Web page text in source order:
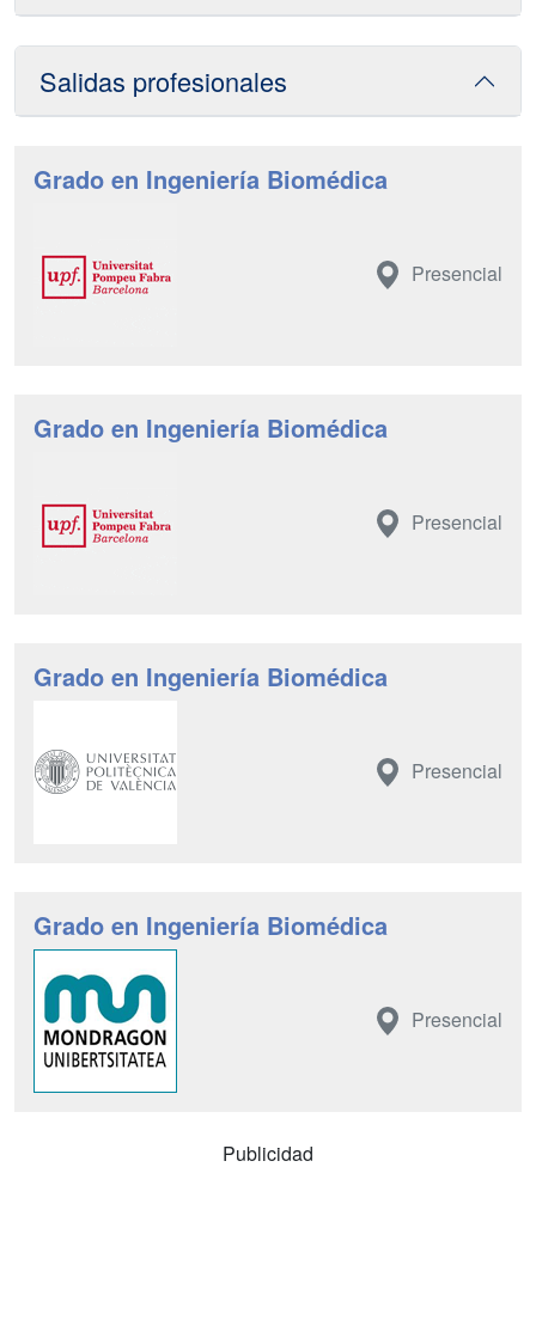
Salidas profesionales
Grado en Ingeniería Biomédica
Presencial
Grado en Ingeniería Biomédica
Presencial
Grado en Ingeniería Biomédica
Presencial
Grado en Ingeniería Biomédica
Presencial
Publicidad